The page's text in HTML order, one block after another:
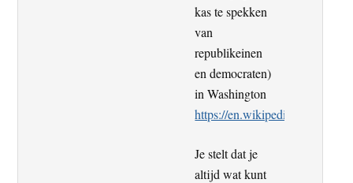
kas te spekken
van
republikeinen
en democraten)
in Washington
https://en.wikipedia.org/wiki/
Je stelt dat je
altijd wat kunt